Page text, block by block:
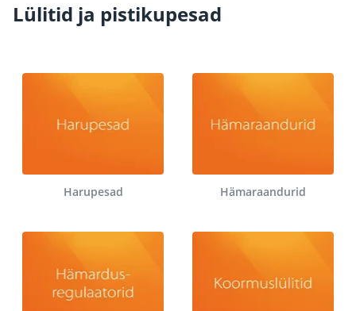
Lülitid ja pistikupesad
Harupesad Hämaraandurid